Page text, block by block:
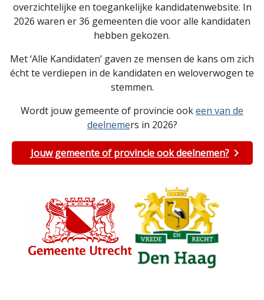
overzichtelijke en toegankelijke kandidatenwebsite. In
2026 waren er 36 gemeenten die voor alle kandidaten
hebben gekozen.
Met ‘Alle Kandidaten’ gaven ze mensen de kans om zich
écht te verdiepen in de kandidaten en weloverwogen te
stemmen.
Wordt jouw gemeente of provincie ookeen van de
deelnemers in 2026?
Jouw gemeente of provincie ook deelnemen?